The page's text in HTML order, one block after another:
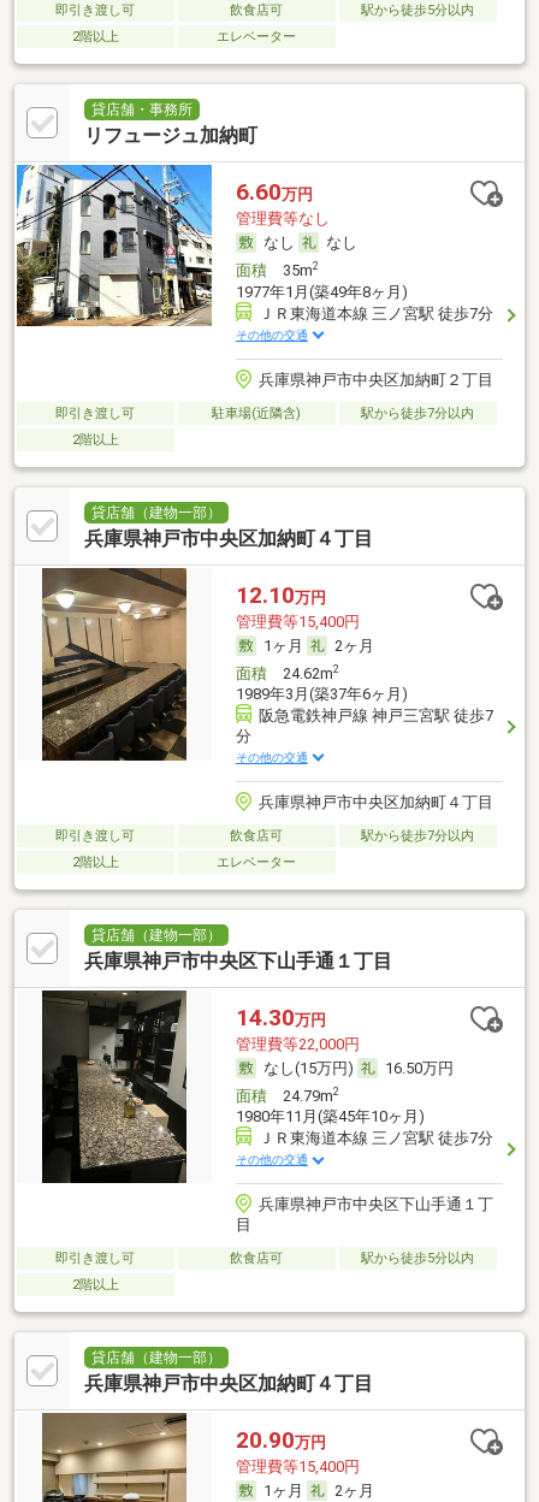
即引き渡し可 飲食店可
駅から徒歩5分以内
2階以上
エレベーター
貸店舗・事務所
リフュージュ加納町
6.60万円
管理費等なし
なし
なし
面積35m2
1977年1月(築49年8ヶ月)
ＪＲ東海道本線 三ノ宮駅 徒歩7分
その他の交通
兵庫県神戸市中央区加納町２丁目
即引き渡し可 駐車場(近隣含)
駅から徒歩7分以内
2階以上
貸店舗（建物一部）
兵庫県神戸市中央区加納町４丁目
12.10万円
管理費等15,400円
1ヶ月
2ヶ月
面積24.62m2
1989年3月(築37年6ヶ月)
阪急電鉄神戸線 神戸三宮駅 徒歩7
分
その他の交通
兵庫県神戸市中央区加納町４丁目
即引き渡し可 飲食店可
駅から徒歩7分以内
2階以上
エレベーター
貸店舗（建物一部）
兵庫県神戸市中央区下山手通１丁目
14.30万円
管理費等22,000円
なし(15万円)
16.50万円
面積24.79m2
1980年11月(築45年10ヶ月)
ＪＲ東海道本線 三ノ宮駅 徒歩7分
その他の交通
兵庫県神戸市中央区下山手通１丁
目
即引き渡し可 飲食店可
駅から徒歩5分以内
2階以上
貸店舗（建物一部）
兵庫県神戸市中央区加納町４丁目
20.90万円
管理費等15,400円
1ヶ月
2ヶ月